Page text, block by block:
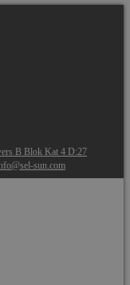
B Blok Kat 4 D:27
sun.com